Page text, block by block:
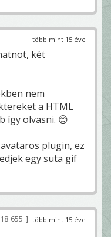
több mint 15 éve
két
nem
a HTML
így olvasni. 😊
plugin, ez
egy suta gif
több mint 15 éve
18 655